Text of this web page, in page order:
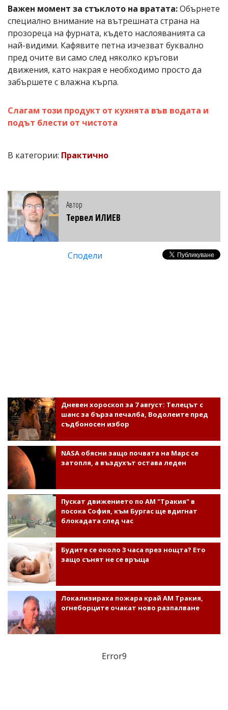
Важен момент за стъклото на вратата:Обърнете
специално внимание на вътрешната страна на
прозореца на фурната, където наслояванията са
най-видими. Кафявите петна изчезват буквално
пред очите ви само след няколко кръгови
движения, като накрая е необходимо просто да
забършете с влажна кърпа.
Слагам този продукт от кухнята във водата и
подът блести от чистота
В категории: Практично
Автор
Тервел ИЛИЕВ
Сподели
Дневен хороскоп за 7 август: Телецът с
шанс за бърза печалба, Водолеите пред
съдбоносен избор
NASA обясни защо почвата на Марс се
затопля, а въздухът остава леден
Пускат движението по АМ "Тракия" в
посока София, към Бургас ще вдигнат
блокадата след час
Будите се около 3 часа през нощта? Ето
защо сънят не се връща
Локализираха пожара край АМ Тракия,
огнеборците очакат ново разпалване
Error9